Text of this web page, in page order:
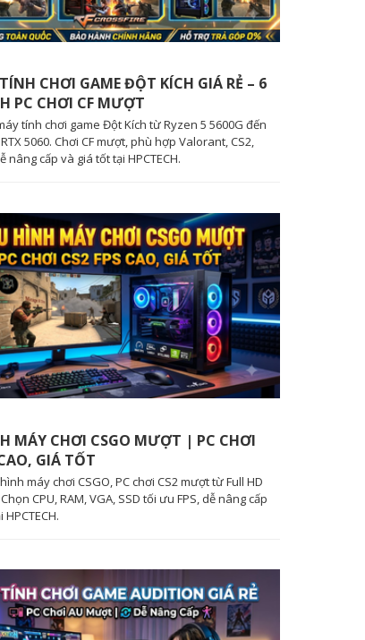
CHƠI GAME ĐỘT KÍCH GIÁ RẺ – 6
PC CHƠI CF MƯỢT
tính chơi game Đột Kích từ Ryzen 5 5600G đến
5060. Chơi CF mượt, phù hợp Valorant, CS2,
nâng cấp và giá tốt tại HPCTECH.
MÁY CHƠI CSGO MƯỢT | PC CHƠI
GIÁ TỐT
máy chơi CSGO, PC chơi CS2 mượt từ Full HD
CPU, RAM, VGA, SSD tối ưu FPS, dễ nâng cấp